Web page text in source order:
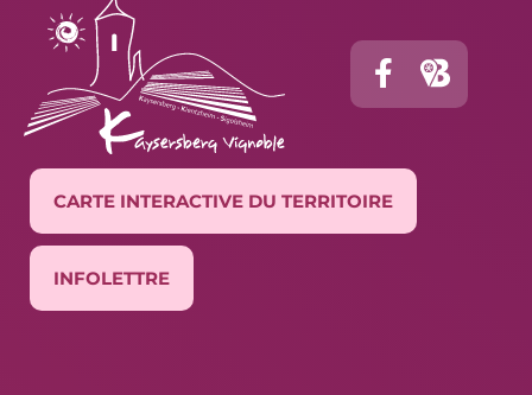
CARTE INTERACTIVE DU TERRITOIRE
INFOLETTRE